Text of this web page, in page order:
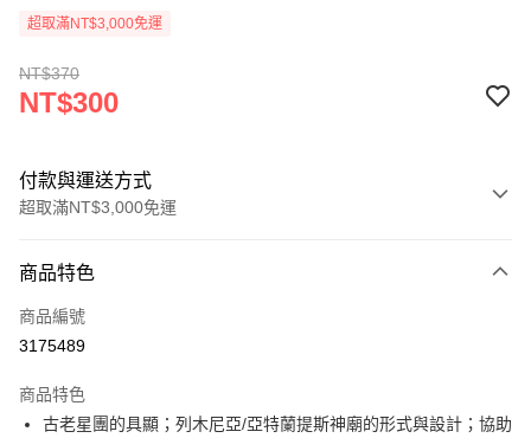
超取滿NT$3,000免運
NT$370
NT$300
付款與運送方式
超取滿NT$3,000免運
信用卡一次付款
超商取貨付款
Apple Pay
商品特色
商品編號
3175489
商品特色
古老星團的具顯；列木尼亞/亞特蘭提斯神廟的形式與設計；協助